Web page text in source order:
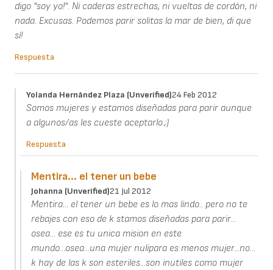
digo "soy yo!". Ni caderas estrechas, ni vueltas de cordón, ni
nada. Excusas. Podemos parir solitas la mar de bien, di que
sí!
Respuesta
Yolanda Hernández Plaza (unverified)24 Feb 2012
Somos mujeres y estamos diseñadas para parir aunque
a algunos/as les cueste aceptarlo.;)
Respuesta
Mentira... el tener un bebe
Johanna (unverified)21 Jul 2012
Mentira... el tener un bebe es lo mas lindo.. pero no te
rebajes con eso de k stamos diseñadas para parir...
osea... ese es tu unica mision en este
mundo...osea...una mujer nulipara es menos mujer...no...
k hay de las k son esteriles...son inutiles como mujer